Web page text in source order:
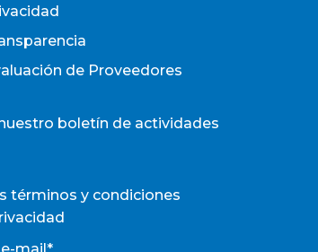
de Proveedores
boletín de actividades
términos y condiciones